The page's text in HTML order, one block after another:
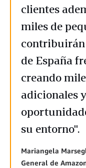
clientes
miles de
contribuirán
de España
creando
adicionales
su entorno".
Mariangela
General de